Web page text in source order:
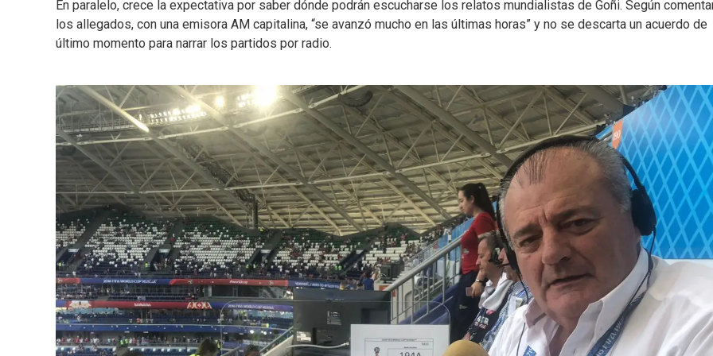
En paralelo, crece la expectativa por saber dónde podrán escucharse los relatos mundialistas de Goñi. Según
los allegados, con una emisora AM capitalina, “se avanzó mucho en las últimas horas” y no se descarta un acuerdo de
último momento para narrar los partidos por radio.